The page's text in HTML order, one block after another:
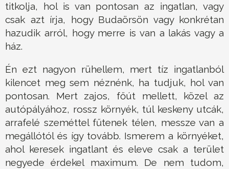
titkolja, hol is van pontosan az ingatlan, vagy
csak azt írja, hogy Budaörsön vagy konkrétan
hazudik arról, hogy merre is van a lakás vagy a
ház.
Én ezt nagyon rühellem, mert tíz ingatlanból
kilencet meg sem néznénk, ha tudjuk, hol van
pontosan. Mert zajos, főút mellett, közel az
autópályához, rossz környék, túl keskeny utcák,
arrafelé szeméttel fűtenek télen, messze van a
megállótól és így tovább. Ismerem a környéket,
ahol keresek ingatlant és eleve csak a terület
negyede érdekel maximum. De nem tudom,